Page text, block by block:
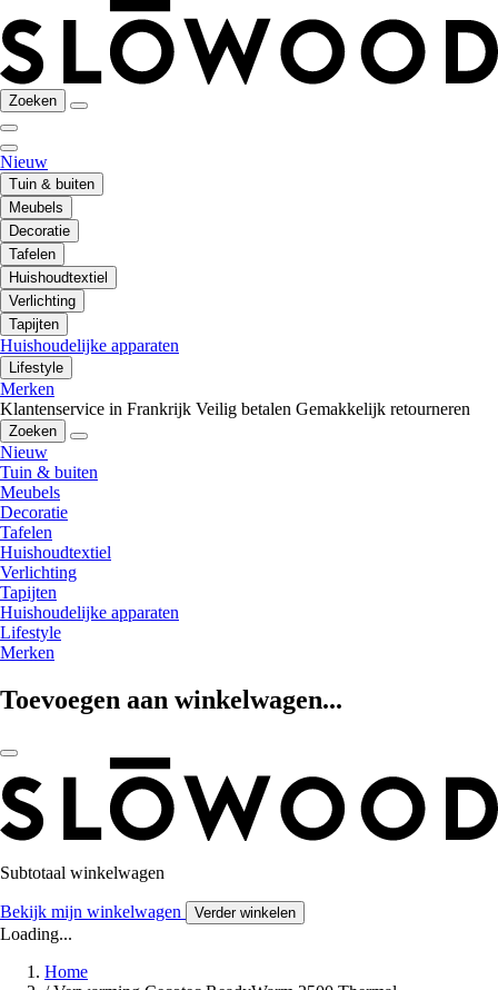
Zoeken
Nieuw
Tuin & buiten
Meubels
Decoratie
Tafelen
Huishoudtextiel
Verlichting
Tapijten
Huishoudelijke apparaten
Lifestyle
Merken
Klantenservice in Frankrijk Veilig betalen Gemakkelijk retourneren
Zoeken
Nieuw
Tuin & buiten
Meubels
Decoratie
Tafelen
Huishoudtextiel
Verlichting
Tapijten
Huishoudelijke apparaten
Lifestyle
Merken
Toevoegen aan winkelwagen...
Subtotaal winkelwagen
Bekijk mijn winkelwagen Verder winkelen
Loading...
Home